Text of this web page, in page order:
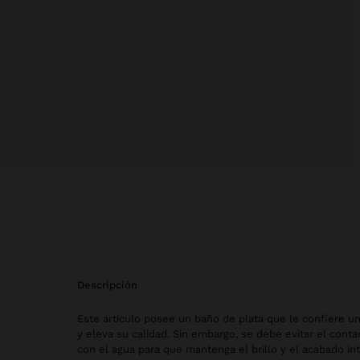
descripción
Este artículo posee un baño de plata que le confiere
y eleva su calidad. Sin embargo, se debe evitar el
con el agua para que mantenga el brillo y el acabado